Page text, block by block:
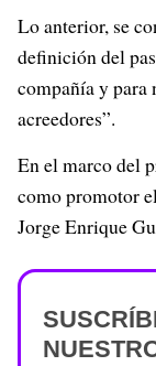
Lo anterior, se
definición del
compañía y para
acreedores”.
En el marco del
como promotor
Jorge Enrique